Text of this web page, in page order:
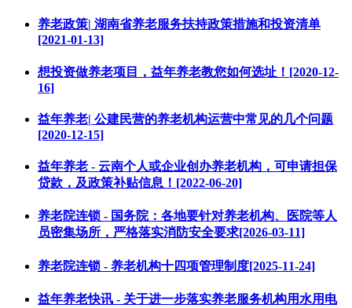
养老政策| 湖南省养老服务扶持政策措施和投资清单
[2021-01-13]
想投资做养老项目，益年养老教您如何选址！[2020-12-
16]
益年养老| 公建民营的养老机构运营中常见的几个问题
[2020-12-15]
益年养老 - 云南个人或企业创办养老机构，可申请担保
贷款，及政策补贴信息！[2022-06-20]
养老院连锁 - 国务院：各地要针对养老机构、医院等人
员密集场所，严格落实消防安全要求[2026-03-11]
养老院连锁 - 养老机构十四项管理制度[2025-11-24]
益年养老快讯 - 关于进一步落实养老服务机构用水用电